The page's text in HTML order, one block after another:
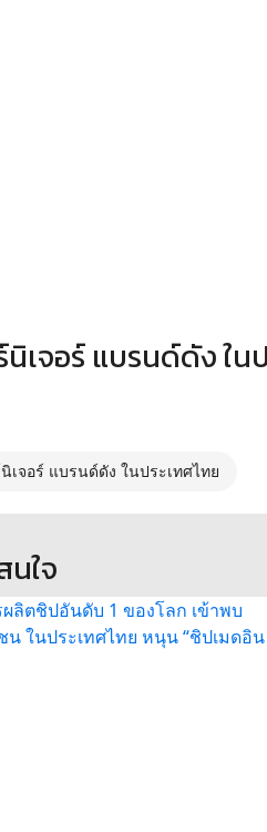
เจอร์ แบรนด์ดัง ใน
เจอร์ แบรนด์ดัง ในประเทศไทย
ใจ